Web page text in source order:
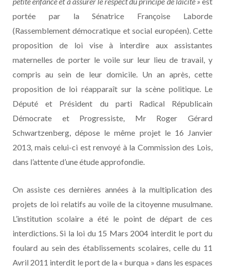
portée par la Sénatrice Françoise Laborde
(Rassemblement démocratique et social européen). Cette
proposition de loi vise à interdire aux assistantes
maternelles de porter le voile sur leur lieu de travail, y
compris au sein de leur domicile. Un an après, cette
proposition de loi réapparaît sur la scène politique. Le
Député et Président du parti Radical Républicain
Démocrate et Progressiste, Mr Roger Gérard
Schwartzenberg, dépose le même projet le 16 Janvier
2013, mais celui-ci est renvoyé à la Commission des Lois,
dans l’attente d’une étude approfondie.
On assiste ces dernières années à la multiplication des
projets de loi relatifs au voile de la citoyenne musulmane.
L’institution scolaire a été le point de départ de ces
interdictions. Si la loi du 15 Mars 2004 interdit le port du
foulard au sein des établissements scolaires, celle du 11
Avril 2011 interdit le port de la « burqua » dans les espaces